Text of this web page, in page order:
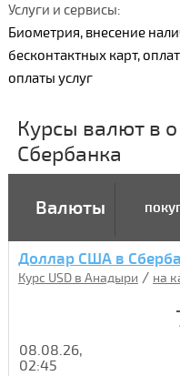
Услуги и сервисы:
Биометрия, внесение
бесконтактных карт,
оплаты услуг
Курсы валют в
Сбербанка
Валюты
Доллар США в
Курс USD в Анадыри / на
08.08.26,
02:45